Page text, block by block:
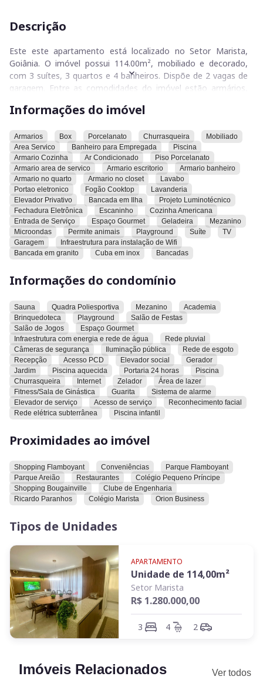
Descrição
Este este apartamento está localizado no Setor Marista,
Goiânia. O imóvel possui 114.00m², mobiliado e decorado,
com 3 suítes, 3 quartos e 4 banheiros. Dispõe de 2 vagas de
garagem. Entre as comodidades do imóvel estão armários,
banheiro para empregada, piscina, armário na cozinha, ar
serviço, armário no escritório, armário no banheiro, armário
no quarto, armário no closet, lavabo, portão eletrônico,
fogão cooktop, lavanderia, elevador privativo, bancada em
ilha, projeto luminotécnico, fechadura eletrônica, escaninho,
cozinha americana, entrada de serviço, espaço gourmet,
geladeira, mezanino, microondas, permissão para animais,
playground, suíte, TV, garagem, infraestrutura para instalação
de wifi, bancada em granito, cuba em inox e bancadas.
O condomínio oferece sauna, quadra poliesportiva, mezanino,
de jogos, espaço gourmet, infraestrutura com energia e rede
de água, rede pluvial, câmeras de segurança, iluminação
deficiência, elevador social, gerador, jardim, piscina aquecida,
portaria 24 horas, piscina, churrasqueira, internet, zelador,
área de lazer, fitness/sala de ginástica, guarita, sistema de
alarme, elevador de serviço, acesso de serviço,
reconhecimento facial, rede elétrica subterrânea e piscina
infantil.
O imóvel está próximo ao shopping Flamboyant,
conveniências, parque Flamboyant, parque Areião,
Bougainville, clube de engenharia, Ricardo Paranhos, colégio
Marista e Orion Business.
Convidamos você a conhecer este imóvel e explorar todas as
suas características e comodidades.
Informações do imóvel
Armarios Box Porcelanato Churrasqueira
Mobiliado
Area Servico
Banheiro para Empregada
Piscina
Armario Cozinha
Ar Condicionado
Piso Porcelanato
Armario area de servico
Armario escritorio
Armario banheiro
Armario no quarto
Armario no closet
Lavabo
Portao eletronico
Fogão Cooktop
Lavanderia
Elevador Privativo
Bancada em Ilha
Projeto Luminotécnico
Fechadura Eletrônica
Escaninho
Cozinha Americana
Entrada de Serviço
Espaço Gourmet Geladeira
Mezanino
Microondas
Permite animais Playground Suíte
TV
Garagem
Infraestrutura para instalação de Wifi
Bancada em granito
Cuba em inox Bancadas
Informações do condomínio
Sauna Quadra Poliesportiva Mezanino
Academia
Brinquedoteca
Playground
Salão de Festas
Salão de Jogos
Espaço Gourmet
Infraestrutura com energia e rede de água
Rede pluvial
Câmeras de segurança
Iluminação pública
Rede de esgoto
Recepção
Acesso PCD Elevador social
Gerador
Jardim
Piscina aquecida Portaria 24 horas
Piscina
Churrasqueira
Internet Zelador
Área de lazer
Fitness/Sala de Ginástica
Guarita
Sistema de alarme
Elevador de serviço
Acesso de serviço
Reconhecimento facial
Rede elétrica subterrânea
Piscina infantil
Proximidades ao imóvel
Shopping Flamboyant Conveniências
Parque Flamboyant
Parque Areião
Restaurantes
Colégio Pequeno Príncipe
Shopping Bougainville
Clube de Engenharia
Ricardo Paranhos
Colégio Marista Orion Business
Tipos de Unidades
APARTAMENTO
Unidade de 114,00m²
Setor Marista
R$ 1.280.000,00
3 4 2
Imóveis Relacionados Ver todos